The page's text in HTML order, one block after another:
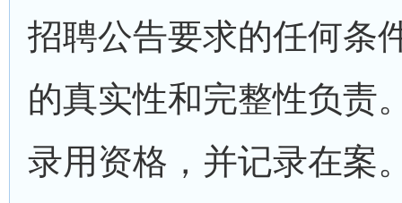
招聘公告要求的任何条
的真实性和完整性负责
录用资格，并记录在案